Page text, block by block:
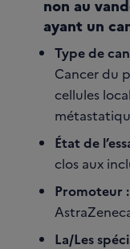
non au
ayant un
Type de
Cancer du
cellules
État de
clos aux
Promoteur :
La/Les